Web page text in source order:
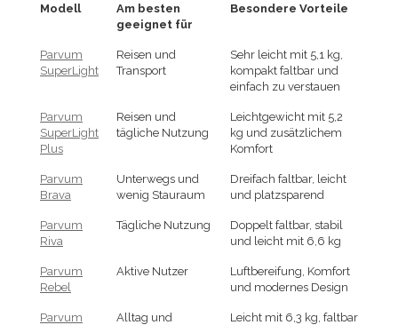
Modell
Am besten
geeignet für
Besondere Vorteile
Parvum
SuperLight
Reisen und
Transport
Sehr leicht mit 5,1 kg,
kompakt faltbar und
einfach zu verstauen
Parvum
SuperLight
Plus
Reisen und
tägliche Nutzung
Leichtgewicht mit 5,2
kg und zusätzlichem
Komfort
Parvum
Brava
Unterwegs und
wenig Stauraum
Dreifach faltbar, leicht
und platzsparend
Parvum
Riva
Tägliche Nutzung
Doppelt faltbar, stabil
und leicht mit 6,6 kg
Parvum
Rebel
Aktive Nutzer
Luftbereifung, Komfort
und modernes Design
Parvum
Alltag und
Leicht mit 6,3 kg, faltbar